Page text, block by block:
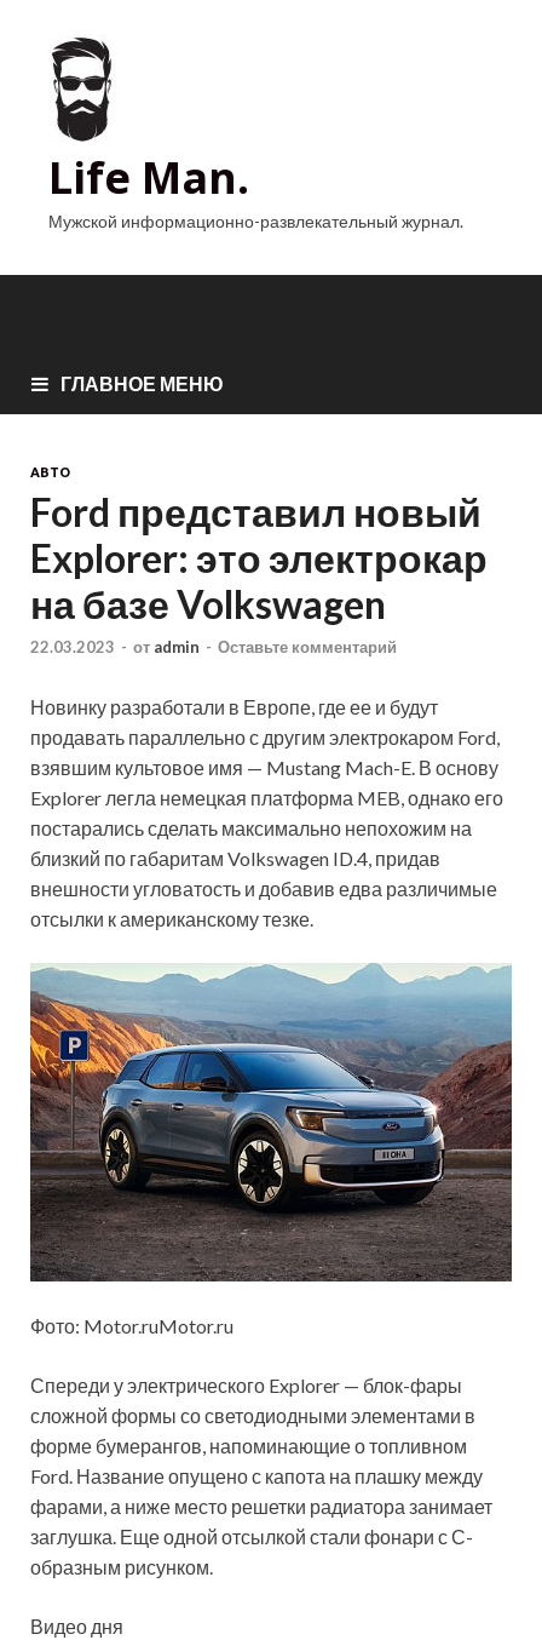
Life Man.
Мужской информационно-развлекательный журнал.
ГЛАВНОЕ МЕНЮ
АВТО
Ford представил новый
Explorer: это электрокар
на базе Volkswagen
22.03.2023 - от admin - Оставьте комментарий
Новинку разработали в Европе, где ее и будут
продавать параллельно с другим электрокаром Ford,
взявшим культовое имя — Mustang Mach-E. В основу
Explorer легла немецкая платформа MEB, однако его
постарались сделать максимально непохожим на
близкий по габаритам Volkswagen ID.4, придав
внешности угловатость и добавив едва различимые
отсылки к американскому тезке.
Фото: Motor.ruMotor.ru
Спереди у электрического Explorer — блок-фары
сложной формы со светодиодными элементами в
форме бумерангов, напоминающие о топливном
Ford. Название опущено с капота на плашку между
фарами, а ниже место решетки радиатора занимает
заглушка. Еще одной отсылкой стали фонари с С-
образным рисунком.
Видео дня